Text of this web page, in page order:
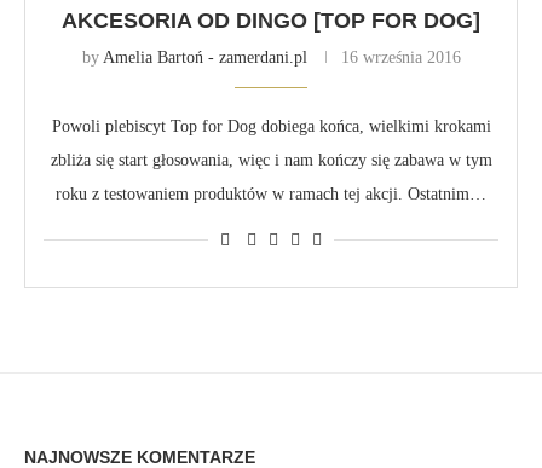
AKCESORIA OD DINGO [TOP FOR DOG]
by Amelia Bartoń - zamerdani.pl 16 września 2016
Powoli plebiscyt Top for Dog dobiega końca, wielkimi krokami
zbliża się start głosowania, więc i nam kończy się zabawa w tym
roku z testowaniem produktów w ramach tej akcji. Ostatnim…
NAJNOWSZE KOMENTARZE